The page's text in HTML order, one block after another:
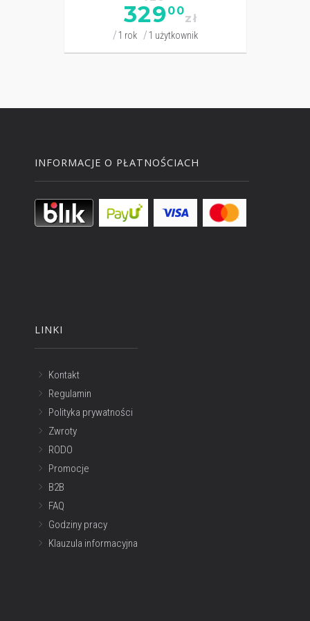
329 00
zł
1 rok 1 użytkownik
INFORMACJE O PŁATNOŚCIACH
LINKI
Kontakt
Regulamin
Polityka prywatności
Zwroty
RODO
Promocje
B2B
FAQ
Godziny pracy
Klauzula informacyjna